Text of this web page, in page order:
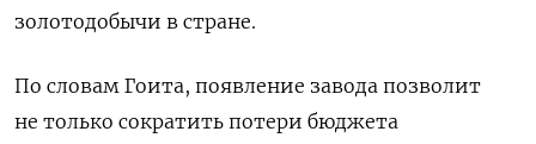
золотодобычи в стране.
По словам Гоита, появление завода позволит
не только сократить потери бюджета